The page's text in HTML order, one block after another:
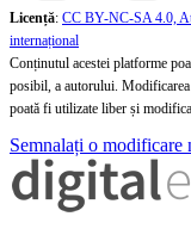
Licență: CC BY-NC-SA 4.0,
internațional
Conținutul acestei platforme
posibil, a autorului. Modificarea
poată fi utilizate liber și
Semnalați o modificare